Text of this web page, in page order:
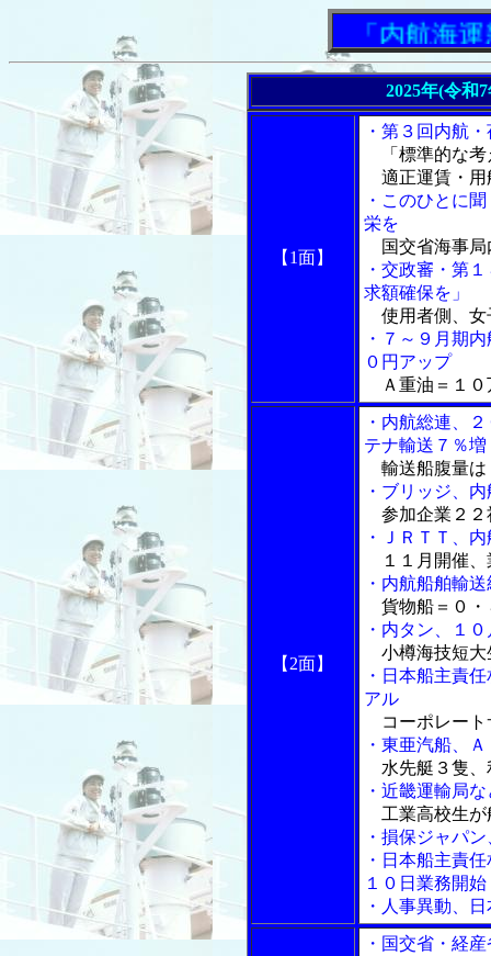
「内航海運新
2025年(令和
【1面】
・第３回内航
「標準的な考
適正運賃・用
・このひとに
栄を
国交省海事
・交政審・第
求額確保を」
使用者側、女
・７～９月期
０円アップ
Ａ重油＝１０
【2面】
・内航総連、
テナ輸送７％増
輸送船腹量は
・ブリッジ、
参加企業２２
・ＪＲＴＴ、
１１月開催、
・内航船舶輸
貨物船＝０・
・内タン、１
小樽海技短大
・日本船主責
アル
コーポレート
・東亜汽船、
水先艇３隻、
・近畿運輸局
工業高校生が
・損保ジャパ
・日本船主責
１０日業務開始
・人事異動、
・国交省・経